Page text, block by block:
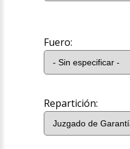
Fuero:
Repartición: